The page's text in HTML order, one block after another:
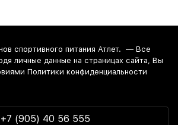
спортивного питания Атлет. — Все
личные данные на страницах сайта, Вы
Политики конфиденциальности
+7 (905) 40 56 555